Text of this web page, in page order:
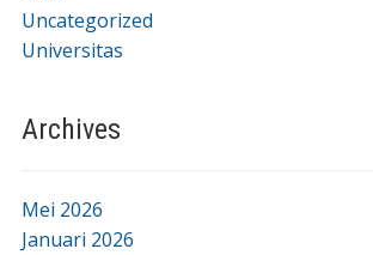
Uncategorized
Universitas
Archives
Mei 2026
Januari 2026